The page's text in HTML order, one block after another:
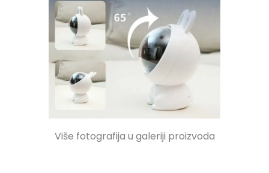
Više fotografija u galeriji proizvoda